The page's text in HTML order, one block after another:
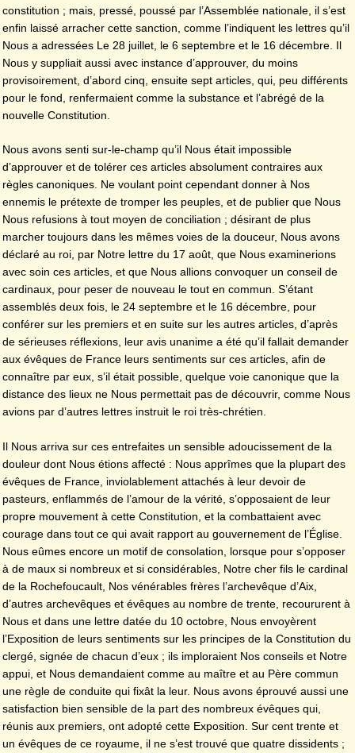
constitution ; mais, pressé, poussé par l’Assemblée nationale, il s’est
enfin laissé arracher cette sanction, comme l’indiquent les lettres qu’il
Nous a adressées Le 28 juillet, le 6 septembre et le 16 décembre. Il
Nous y suppliait aussi avec instance d’approuver, du moins
provisoirement, d’abord cinq, ensuite sept articles, qui, peu différents
pour le fond, renfermaient comme la substance et l’abrégé de la
nouvelle Constitution.
Nous avons senti sur-le-champ qu’il Nous était impossible
d’approuver et de tolérer ces articles absolument contraires aux
règles canoniques. Ne voulant point cependant donner à Nos
ennemis le prétexte de tromper les peuples, et de publier que Nous
Nous refusions à tout moyen de conciliation ; désirant de plus
marcher toujours dans les mêmes voies de la douceur, Nous avons
déclaré au roi, par Notre lettre du 17 août, que Nous examinerions
avec soin ces articles, et que Nous allions convoquer un conseil de
cardinaux, pour peser de nouveau le tout en commun. S’étant
assemblés deux fois, le 24 septembre et le 16 décembre, pour
conférer sur les premiers et en suite sur les autres articles, d’après
de sérieuses réflexions, leur avis unanime a été qu’il fallait demander
aux évêques de France leurs sentiments sur ces articles, afin de
connaître par eux, s’il était possible, quelque voie canonique que la
distance des lieux ne Nous permettait pas de découvrir, comme Nous
avions par d’autres lettres instruit le roi très-chrétien.
Il Nous arriva sur ces entrefaites un sensible adoucissement de la
douleur dont Nous étions affecté : Nous apprîmes que la plupart des
évêques de France, inviolablement attachés à leur devoir de
pasteurs, enflammés de l’amour de la vérité, s’opposaient de leur
propre mouvement à cette Constitution, et la combattaient avec
courage dans tout ce qui avait rapport au gouvernement de l’Église.
Nous eûmes encore un motif de consolation, lorsque pour s’opposer
à de maux si nombreux et si considérables, Notre cher fils le cardinal
de la Rochefoucault, Nos vénérables frères l’archevêque d’Aix,
d’autres archevêques et évêques au nombre de trente, recoururent à
Nous et dans une lettre datée du 10 octobre, Nous envoyèrent
l’Exposition de leurs sentiments sur les principes de la Constitution du
clergé, signée de chacun d’eux ; ils imploraient Nos conseils et Notre
appui, et Nous demandaient comme au maître et au Père commun
une règle de conduite qui fixât la leur. Nous avons éprouvé aussi une
satisfaction bien sensible de la part des nombreux évêques qui,
réunis aux premiers, ont adopté cette Exposition. Sur cent trente et
un évêques de ce royaume, il ne s’est trouvé que quatre dissidents ;